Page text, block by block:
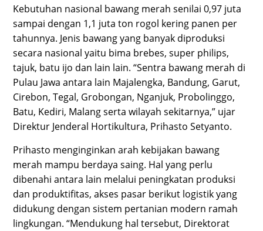
Kebutuhan nasional bawang merah senilai 0,97 juta
sampai dengan 1,1 juta ton rogol kering panen per
tahunnya. Jenis bawang yang banyak diproduksi
secara nasional yaitu bima brebes, super philips,
tajuk, batu ijo dan lain lain. “Sentra bawang merah di
Pulau Jawa antara lain Majalengka, Bandung, Garut,
Cirebon, Tegal, Grobongan, Nganjuk, Probolinggo,
Batu, Kediri, Malang serta wilayah sekitarnya,” ujar
Direktur Jenderal Hortikultura, Prihasto Setyanto.
Prihasto menginginkan arah kebijakan bawang
merah mampu berdaya saing. Hal yang perlu
dibenahi antara lain melalui peningkatan produksi
dan produktifitas, akses pasar berikut logistik yang
didukung dengan sistem pertanian modern ramah
lingkungan. “Mendukung hal tersebut, Direktorat